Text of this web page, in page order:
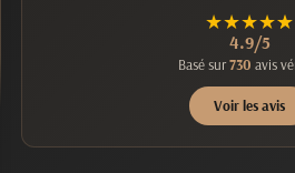
★★★★★
4.9/5
Basé sur730 avis
Voir les avis